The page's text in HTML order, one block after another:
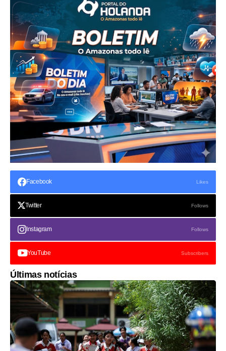
Facebook Likes
Twitter Follows
Instagram Follows
YouTube Subscribers
Últimas notícias